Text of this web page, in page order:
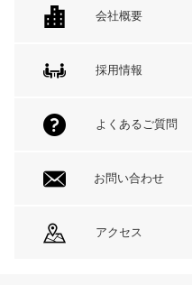
会社概要
採用情報
よくあるご質問
お問い合わせ
アクセス